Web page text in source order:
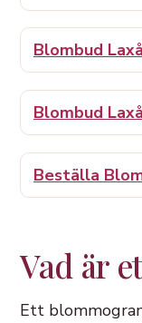
Blombud Laxå
Blombud Laxå
Beställa
Vad är
Ett